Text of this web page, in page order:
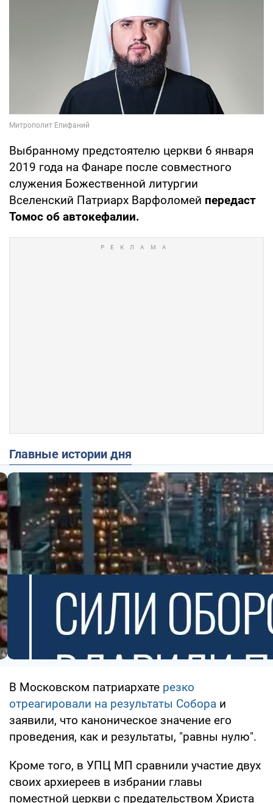
Выбранному предстоятелю церкви 6 января
2019 года на Фанаре после совместного
служения Божественной литургии
Вселенский Патриарх Варфоломей передаст
Томос об автокефалии.
Главные истории дня
В Московском патриархате резко
отреагировали на результаты Собора и
заявили, что каноническое значение его
проведения, как и результаты, "равны нулю".
Кроме того, в УПЦ МП сравнили участие двух
своих архиереев в избрании главы
поместной церкви с предательством Христа